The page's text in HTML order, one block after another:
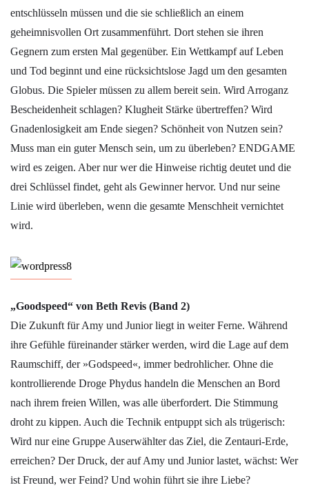
entschlüsseln müssen und die sie schließlich an einem
geheimnisvollen Ort zusammenführt. Dort stehen sie ihren
Gegnern zum ersten Mal gegenüber. Ein Wettkampf auf Leben
und Tod beginnt und eine rücksichtslose Jagd um den gesamten
Globus. Die Spieler müssen zu allem bereit sein. Wird Arroganz
Bescheidenheit schlagen? Klugheit Stärke übertreffen? Wird
Gnadenlosigkeit am Ende siegen? Schönheit von Nutzen sein?
Muss man ein guter Mensch sein, um zu überleben? ENDGAME
wird es zeigen. Aber nur wer die Hinweise richtig deutet und die
drei Schlüssel findet, geht als Gewinner hervor. Und nur seine
Linie wird überleben, wenn die gesamte Menschheit vernichtet
wird.
„Goodspeed“ von Beth Revis (Band 2)
Die Zukunft für Amy und Junior liegt in weiter Ferne. Während
ihre Gefühle füreinander stärker werden, wird die Lage auf dem
Raumschiff, der »Godspeed«, immer bedrohlicher. Ohne die
kontrollierende Droge Phydus handeln die Menschen an Bord
nach ihrem freien Willen, was alle überfordert. Die Stimmung
droht zu kippen. Auch die Technik entpuppt sich als trügerisch:
Wird nur eine Gruppe Auserwählter das Ziel, die Zentauri-Erde,
erreichen? Der Druck, der auf Amy und Junior lastet, wächst: Wer
ist Freund, wer Feind? Und wohin führt sie ihre Liebe?